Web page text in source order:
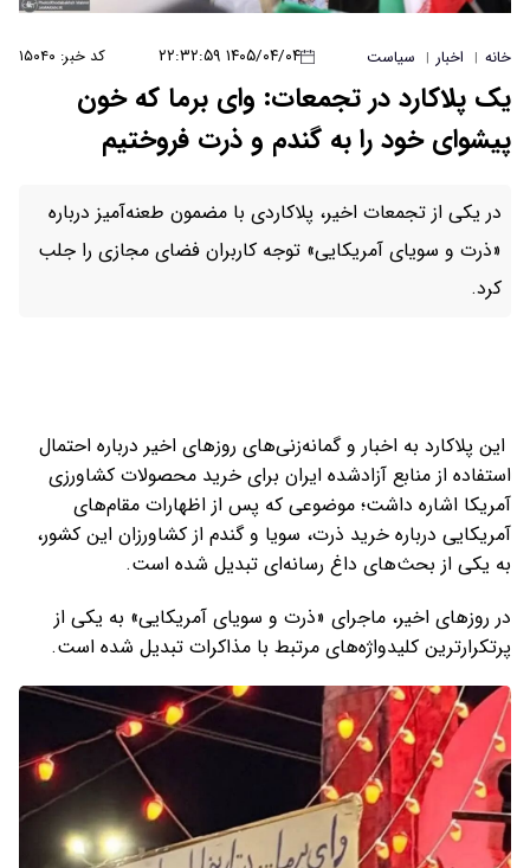
خانه | اخبار | سیاست ۱۴۰۵/۰۴/۰۴ ۲۲:۳۲:۵۹ کد خبر: ۱۵۰۴۰
یک پلاکارد در تجمعات: وای برما که خون
پیشوای خود را به گندم و ذرت فروختیم
در یکی از تجمعات اخیر، پلاکاردی با مضمون طعنه‌آمیز درباره
«ذرت و سویای آمریکایی» توجه کاربران فضای مجازی را جلب
کرد.
این پلاکارد به اخبار و گمانه‌زنی‌های روزهای اخیر درباره احتمال
استفاده از منابع آزادشده ایران برای خرید محصولات کشاورزی
آمریکا اشاره داشت؛ موضوعی که پس از اظهارات مقام‌های
آمریکایی درباره خرید ذرت، سویا و گندم از کشاورزان این کشور،
به یکی از بحث‌های داغ رسانه‌ای تبدیل شده است.
در روزهای اخیر، ماجرای «ذرت و سویای آمریکایی» به یکی از
پرتکرارترین کلیدواژه‌های مرتبط با مذاکرات تبدیل شده است.